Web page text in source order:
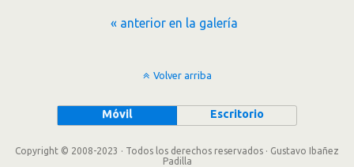
« anterior en la galería
Volver arriba
Móvil Escritorio
Copyright © 2008-2023 · Todos los derechos reservados · Gustavo Ibañez
Padilla